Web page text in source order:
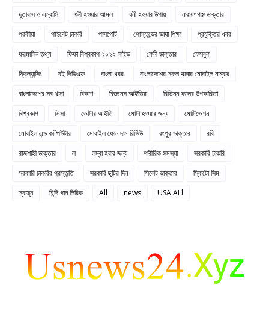
দূতাবাস ও এম্বাসি
ধনী হওয়ার আমল ধনী হওয়ার উপায়
নারায়ণগঞ্জ ডাক্তার
পরকীয়া
পাইবেট চাকরি পাসপোর্ট পোল্যান্ডের ভাষা শিক্ষা
প্রযুক্তির খবর
ফরমালিন তথ্য
ফিফা বিশ্বকাপ ২০২২ লাইভ ফেনী ডাক্তার
ফেসবুক
ফ্রিল্যান্সিং
বই পিডিএফ বাংলা খবর
বাংলাদেশের সকল থানার মোবাইল নাম্বার
বাংলাদেশের সব থানা
বিকাশ বিজনেস আইডিয়া
বিভিন্ন ফলের উপকারিতা
বিশ্বকাপ
ভিসা ভোটার আইডি মোটা হওয়ার জন্য
মোটিভেশন
মোবাইল এন্ড কম্পিউটার
মোবাইল ফোন দাম রিভিউ রংপুর ডাক্তার
রবি
রাজশাহী ডাক্তার
ল লম্বা হবার জন্য শারীরিক সমস্যা
সরকারি চাকরি
সরকারি চাকরির প্রস্তুতি
সরকারি ছুটির দিন সিলেট ডাক্তার
স্কিটো সিম
স্বাস্থ্য
হিন্দি গান লিরিক All news USA ALl